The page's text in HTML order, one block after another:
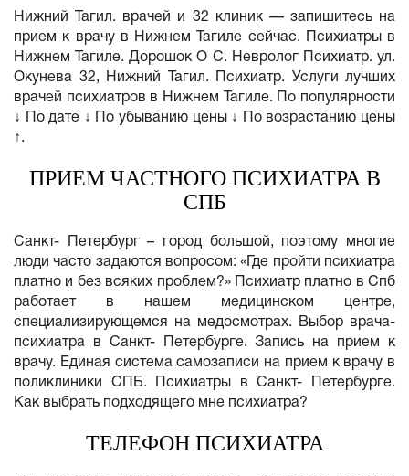
Нижний Тагил. врачей и 32 клиник — запишитесь на
прием к врачу в Нижнем Тагиле сейчас. Психиатры в
Нижнем Тагиле. Дорошок О С. Невролог Психиатр. ул.
Окунева 32, Нижний Тагил. Психиатр. Услуги лучших
врачей психиатров в Нижнем Тагиле. По популярности
↓ По дате ↓ По убыванию цены ↓ По возрастанию цены
↑.
ПРИЕМ ЧАСТНОГО ПСИХИАТРА В
СПБ
Санкт- Петербург – город большой, поэтому многие
люди часто задаются вопросом: «Где пройти психиатра
платно и без всяких проблем?» Психиатр платно в Спб
работает в нашем медицинском центре,
специализирующемся на медосмотрах. Выбор врача-
психиатра в Санкт- Петербурге. Запись на прием к
врачу. Единая система самозаписи на прием к врачу в
поликлиники СПБ. Психиатры в Санкт- Петербурге.
Как выбрать подходящего мне психиатра?
ТЕЛЕФОН ПСИХИАТРА